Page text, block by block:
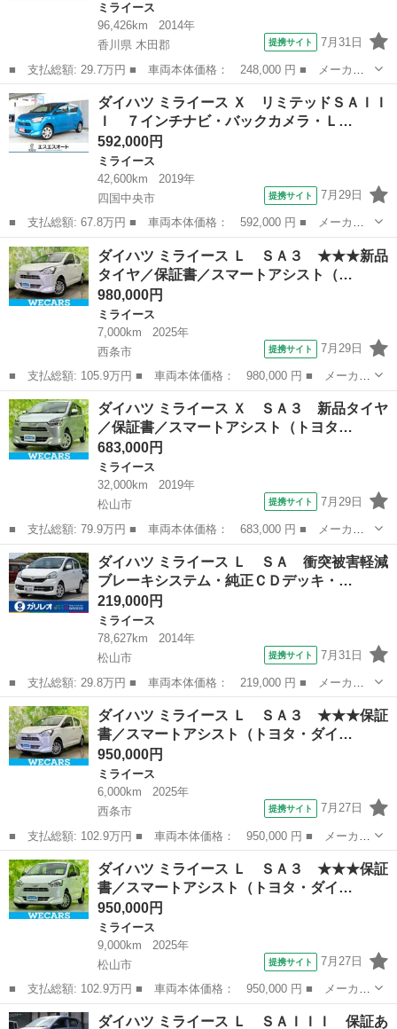
ミライース
96,426km
2014年
香川県 木田郡
提携サイト 7月31日
■ 支払総額: 29.7万円 ■ 車両本体価格： 248,000 円 ■ メーカー
名： ダイハツ ■ 車種名： ミライース ■ グレード名： Ｘ“スマ
ートセレクション ＳＡ” Ｂｌｕｅｔｏｏｔｈ対応ナビ／アイドリン
グストッ...
香川 ミライース
ダイハツ ミライース Ｘ リミテッドＳＡＩＩ
Ｉ ７インチナビ・バックカメラ・Ｌ…
592,000円
ミライース
42,600km
2019年
四国中央市
提携サイト 7月29日
■ 支払総額: 67.8万円 ■ 車両本体価格： 592,000 円 ■ メーカー
名： ダイハツ ■ 車種名： ミライース ■ グレード名： Ｘ リ
ミテッドＳＡＩＩＩ ７インチナビ・バックカメラ・ＬＥＤヘッドラ
イト・オート...
愛媛 四国中央市 ミライース
ダイハツ ミライース Ｌ ＳＡ３ ★★★新品
タイヤ／保証書／スマートアシスト（…
980,000円
ミライース
7,000km
2025年
西条市
提携サイト 7月29日
■ 支払総額: 105.9万円 ■ 車両本体価格： 980,000 円 ■ メーカー
名： ダイハツ ■ 車種名： ミライース ■ グレード名： Ｌ Ｓ
Ａ３ ★★★新品タイヤ／保証書／スマートアシスト（トヨタ・ダイ
ハツ）／車...
愛媛 西条市 ミライース
ダイハツ ミライース Ｘ ＳＡ３ 新品タイヤ
／保証書／スマートアシスト（トヨタ…
683,000円
ミライース
32,000km
2019年
松山市
提携サイト 7月29日
■ 支払総額: 79.9万円 ■ 車両本体価格： 683,000 円 ■ メーカー
名： ダイハツ ■ 車種名： ミライース ■ グレード名： Ｘ Ｓ
Ａ３ 新品タイヤ／保証書／スマートアシスト（トヨタ・ダイハツ）
／車線逸脱防...
愛媛 松山市 ミライース
ダイハツ ミライース Ｌ ＳＡ 衝突被害軽減
ブレーキシステム・純正ＣＤデッキ・…
219,000円
ミライース
78,627km
2014年
松山市
提携サイト 7月31日
■ 支払総額: 29.8万円 ■ 車両本体価格： 219,000 円 ■ メーカー
名： ダイハツ ■ 車種名： ミライース ■ グレード名： Ｌ Ｓ
Ａ 衝突被害軽減ブレーキシステム・純正ＣＤデッキ・エコアイド
ル・フォグラン...
愛媛 松山市 ミライース
ダイハツ ミライース Ｌ ＳＡ３ ★★★保証
書／スマートアシスト（トヨタ・ダイ…
950,000円
ミライース
6,000km
2025年
西条市
提携サイト 7月27日
■ 支払総額: 102.9万円 ■ 車両本体価格： 950,000 円 ■ メーカー
名： ダイハツ ■ 車種名： ミライース ■ グレード名： Ｌ Ｓ
Ａ３ ★★★保証書／スマートアシスト（トヨタ・ダイハツ）／ＥＢ
Ｄ付ＡＢＳ...
愛媛 西条市 ミライース
ダイハツ ミライース Ｌ ＳＡ３ ★★★保証
書／スマートアシスト（トヨタ・ダイ…
950,000円
ミライース
9,000km
2025年
松山市
提携サイト 7月27日
■ 支払総額: 102.9万円 ■ 車両本体価格： 950,000 円 ■ メーカー
名： ダイハツ ■ 車種名： ミライース ■ グレード名： Ｌ Ｓ
Ａ３ ★★★保証書／スマートアシスト（トヨタ・ダイハツ）／車線
愛媛 松山市 ミライース
ダイハツ ミライース Ｌ ＳＡＩＩＩ 保証あ